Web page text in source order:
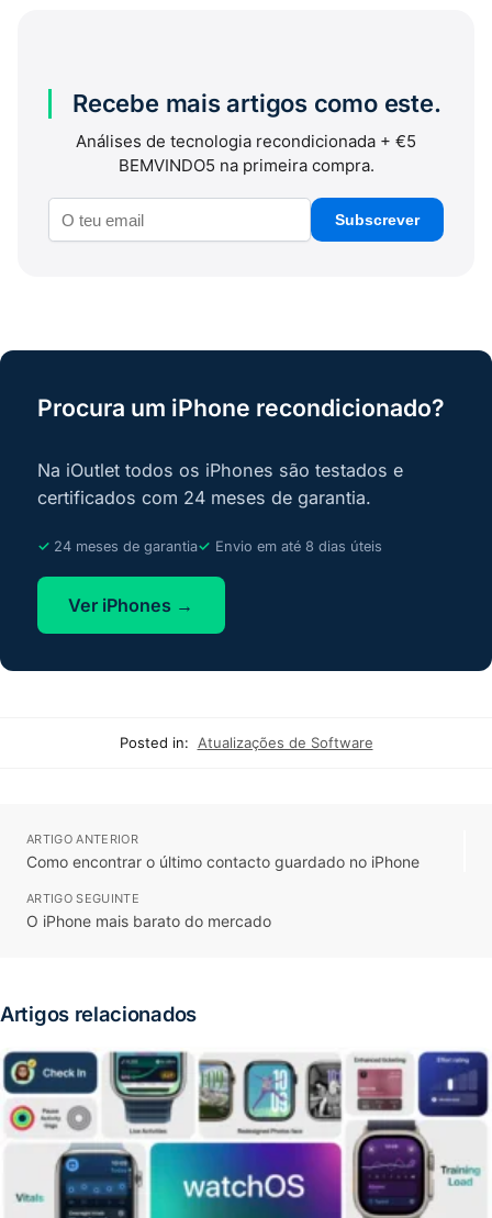
Recebe mais artigos como este.
Análises de tecnologia recondicionada + €5
BEMVINDO5 na primeira compra.
Subscrever
Procura um iPhone recondicionado?
Na iOutlet todos os iPhones são testados e
certificados com 24 meses de garantia.
24 meses de garantia Envio em até 8 dias úteis
Ver iPhones →
Posted in: Atualizações de Software
ARTIGO ANTERIOR
Como encontrar o último contacto guardado no iPhone
ARTIGO SEGUINTE
O iPhone mais barato do mercado
Artigos relacionados